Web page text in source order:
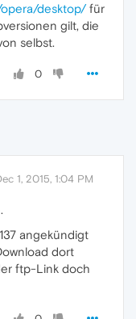
desktop/für
gilt, die
selbst.
0
1, 2015, 1:04 PM
angekündigt
dort
ftp-Link doch